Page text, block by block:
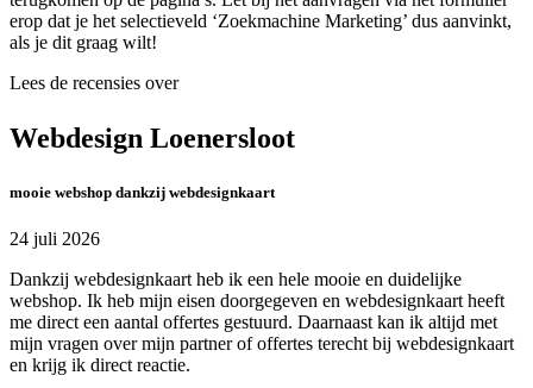
erop dat je het selectieveld ‘Zoekmachine Marketing’ dus aanvinkt,
als je dit graag wilt!
Lees de recensies over
Webdesign Loenersloot
mooie webshop dankzij webdesignkaart
24 juli 2026
Dankzij webdesignkaart heb ik een hele mooie en duidelijke
webshop. Ik heb mijn eisen doorgegeven en webdesignkaart heeft
me direct een aantal offertes gestuurd. Daarnaast kan ik altijd met
mijn vragen over mijn partner of offertes terecht bij webdesignkaart
en krijg ik direct reactie.